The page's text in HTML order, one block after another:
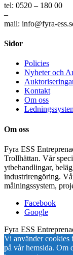
tel: 0520 – 180 00
–
mail: info@fyra-
Sidor
Policies
Nyheter och
Kontakt
Om oss
Om oss
Fyra ESS
Trollhättan. Vår
ytbehandlingar,
industrirengöring.
målningssystem,
Facebook
Google
Fyra ESS
Vi använder cookies
på vår hemsida. Om